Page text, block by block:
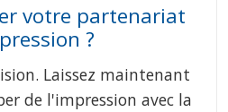
votre partenariat
?
Laissez maintenant
de l'impression avec la